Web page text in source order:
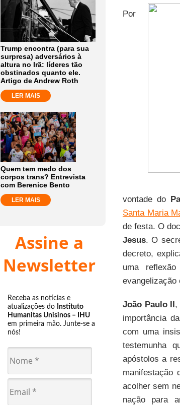
Trump encontra (para sua
surpresa) adversários à
altura no Irã: líderes tão
obstinados quanto ele.
Artigo de Andrew Roth
LER MAIS
Quem tem medo dos
corpos trans? Entrevista
com Berenice Bento
LER MAIS
Assine a
Newsletter
Receba as notícias e
atualizações do Instituto
Humanitas Unisinos – IHU
em primeira mão. Junte-se a
nós!
Por
vontade do
Santa Maria
de festa. O
Jesus. O
decreto,
uma
evangelização
João Paulo II,
importância
com uma
testemunha
apóstolos a
manifestação
acolher sem
nação para